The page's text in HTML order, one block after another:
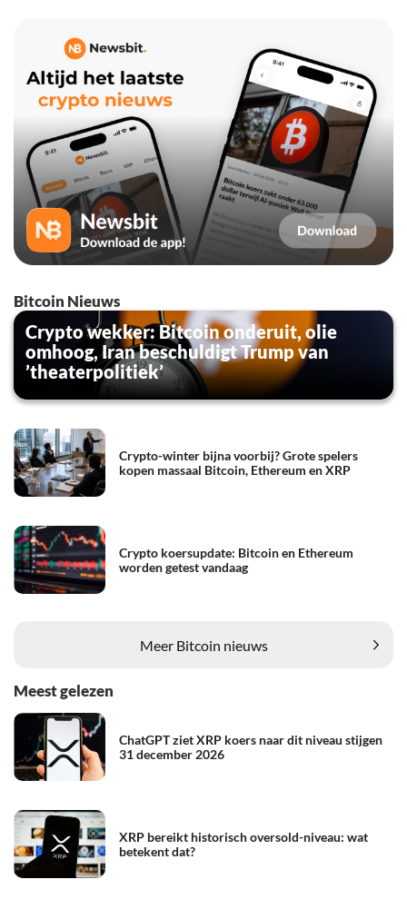
Bitcoin Nieuws
Crypto wekker: Bitcoin onderuit, olie
omhoog, Iran beschuldigt Trump van
’theaterpolitiek’
Crypto-winter bijna voorbij? Grote spelers
kopen massaal Bitcoin, Ethereum en XRP
Crypto koersupdate: Bitcoin en Ethereum
worden getest vandaag
Meer Bitcoin nieuws
Meest gelezen
ChatGPT ziet XRP koers naar dit niveau stijgen
31 december 2026
XRP bereikt historisch oversold-niveau: wat
betekent dat?